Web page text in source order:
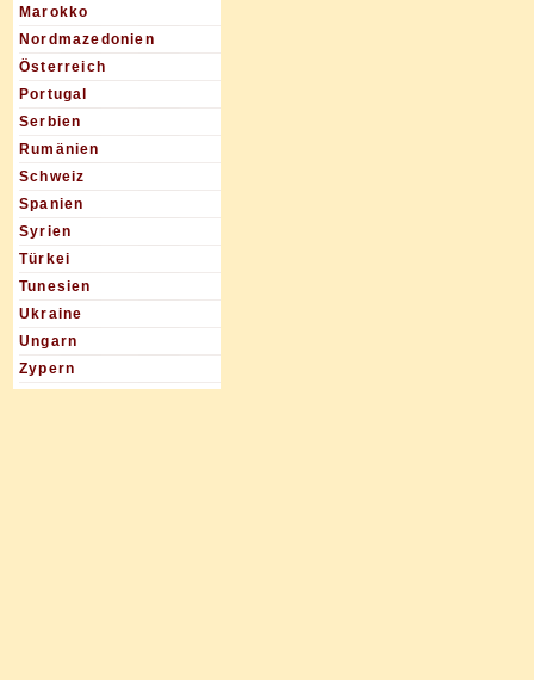
Marokko
Nordmazedonien
Österreich
Portugal
Serbien
Rumänien
Schweiz
Spanien
Syrien
Türkei
Tunesien
Ukraine
Ungarn
Zypern